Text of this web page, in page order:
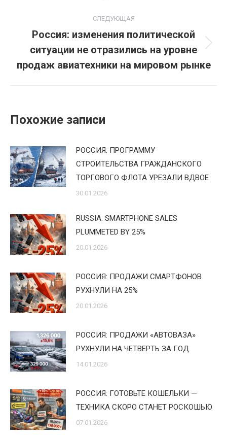
СЛЕДУЮЩАЯ
Следующая
запись:
Россия: изменения политической
ситуации не отразились на уровне
продаж авиатехники на мировом рынке
Похожие записи
РОССИЯ: ПРОГРАММУ
СТРОИТЕЛЬСТВА ГРАЖДАНСКОГО
ТОРГОВОГО ФЛОТА УРЕЗАЛИ ВДВОЕ
30.01.2026
RUSSIA: SMARTPHONE SALES
PLUMMETED BY 25%
20.01.2026
РОССИЯ: ПРОДАЖИ СМАРТФОНОВ
РУХНУЛИ НА 25%
20.01.2026
РОССИЯ: ПРОДАЖИ «АВТОВАЗА»
РУХНУЛИ НА ЧЕТВЕРТЬ ЗА ГОД
14.01.2026
РОССИЯ: ГОТОВЬТЕ КОШЕЛЬКИ —
ТЕХНИКА СКОРО СТАНЕТ РОСКОШЬЮ
07.01.2026